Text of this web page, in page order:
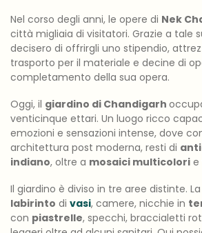
Nel corso degli anni, le opere di Nek
città migliaia di visitatori. Grazie a tale
decisero di offrirgli uno stipendio,
trasporto per il materiale e decine di
completamento della sua opera.
Oggi, il giardino di Chandigarh
venticinque ettari. Un luogo ricco
emozioni e sensazioni intense, dove
architettura post moderna, resti di
indiano, oltre a mosaici multicolori e
Il giardino è diviso in tre aree distinte.
labirinto di vasi, camere, nicchie in
con piastrelle, specchi, braccialetti